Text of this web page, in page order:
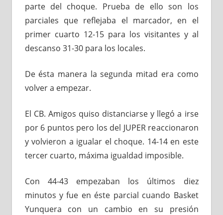
parte del choque. Prueba de ello son los
parciales que reflejaba el marcador, en el
primer cuarto 12-15 para los visitantes y al
descanso 31-30 para los locales.
De ésta manera la segunda mitad era como
volver a empezar.
El CB. Amigos quiso distanciarse y llegó a irse
por 6 puntos pero los del JUPER reaccionaron
y volvieron a igualar el choque. 14-14 en este
tercer cuarto, máxima igualdad imposible.
Con 44-43 empezaban los últimos diez
minutos y fue en éste parcial cuando Basket
Yunquera con un cambio en su presión